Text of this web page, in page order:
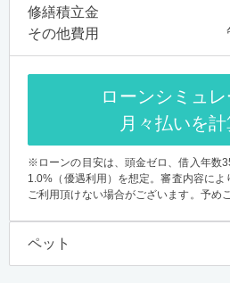
修繕積立金
その他費用
ローンシミュ
月々払いを
※ローンの目安は、頭金ゼロ、借入年数
1.0%（優遇利用）を想定。審査内容に
ご利用頂けない場合がございます。予め
ペット